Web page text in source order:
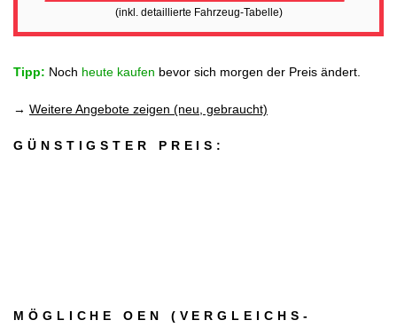
(inkl. detaillierte Fahrzeug-Tabelle)
Tipp: Noch heute kaufen bevor sich morgen der Preis ändert.
→ Weitere Angebote zeigen (neu, gebraucht)
GÜNSTIGSTER PREIS:
MÖGLICHE OEN (VERGLEICHS­